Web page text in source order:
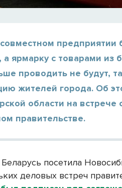
предприятии
ярмарку с товарами из
проводить не будут,
жителей города. Об
области на встрече
правительстве.
посетила
деловых встреч